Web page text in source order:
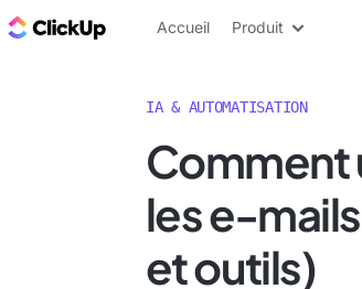
ClickUp Blog
Accueil Produit
IA & AUTOMATISATION
Comment
les e-
et outils)